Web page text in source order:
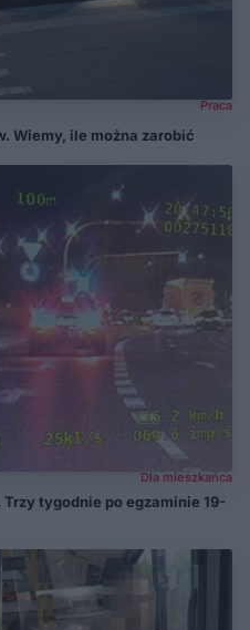
Praca
Wiemy, ile można zarobić
Dla mieszkańca
tygodnie po egzaminie 19-